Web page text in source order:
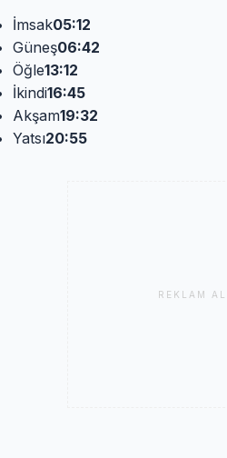
İmsak05:12
Güneş06:42
Öğle13:12
İkindi16:45
Akşam19:32
Yatsı20:55
REKLAM